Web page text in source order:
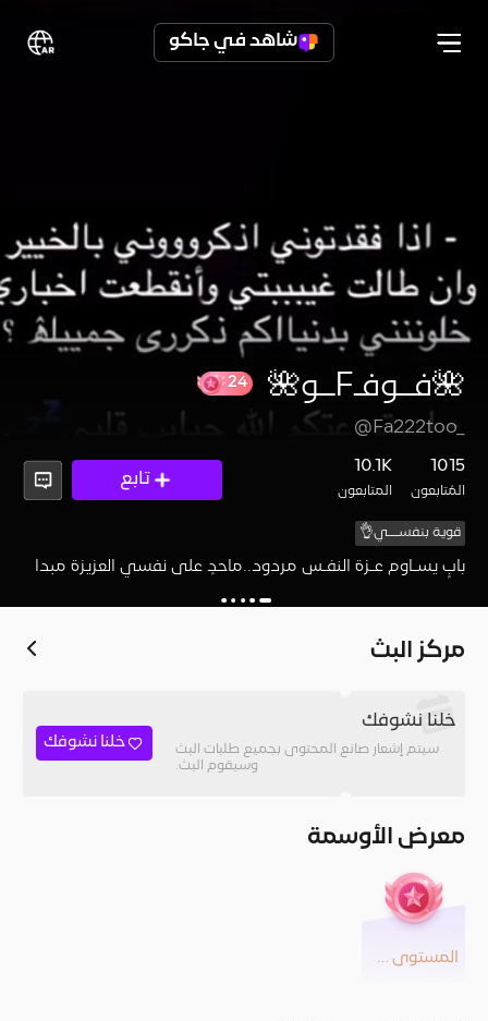
شاهد في جاكو
🌺فــوفـFــو🌺
@Fa222too_
1015
المُتابعون
10.1K
المتابعون
تابع
قوية بنفســـي👌
بابٍ يسـاوم عـزة النفـس مردود..ماحدٍ على نفسي العزيزة مبدا
مركز البث
خلنا نشوفك
سيتم إشعار صانع المحتوى بجميع طلبات البث
وسيقوم البث.
خلنا نشوفك
معرض الأوسمة
المستوى 24